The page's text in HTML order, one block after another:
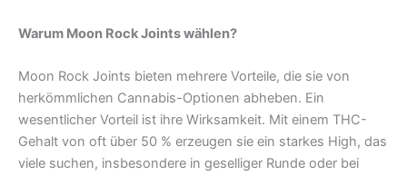
Warum Moon Rock Joints wählen?
Moon Rock Joints bieten mehrere Vorteile, die sie von
herkömmlichen Cannabis-Optionen abheben. Ein
wesentlicher Vorteil ist ihre Wirksamkeit. Mit einem THC-
Gehalt von oft über 50 % erzeugen sie ein starkes High, das
viele suchen, insbesondere in geselliger Runde oder bei